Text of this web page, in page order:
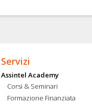
Servizi
Assintel Academy
Corsi & Seminari
Formazione Finanziata